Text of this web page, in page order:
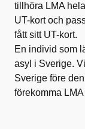
tillhöra LMA
UT-kort och
fått sitt UT-kort.
En individ som
asyl i Sverige.
Sverige före
förekomma